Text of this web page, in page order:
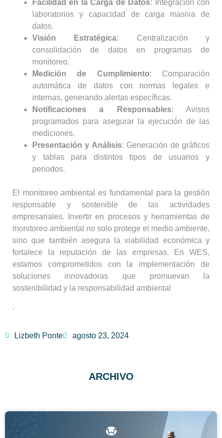
Facilidad en la Carga de Datos: Integración con
laboratorios y capacidad de carga masiva de
datos.
Visión Estratégica: Centralización y
consolidación de datos en programas de
monitoreo.
Medición de Cumplimiento: Comparación
automática de datos con normas legales e
internas, generando alertas específicas.
Notificaciones a Responsables: Avisos
programados para asegurar la ejecución de las
mediciones.
Presentación y Análisis: Generación de gráficos
y tablas para distintos tipos de usuarios y
periodos.
El monitoreo ambiental es fundamental para la gestión
responsable y sostenible de las actividades
empresariales. Invertir en procesos y herramientas de
monitoreo ambiental no solo protege el medio ambiente,
sino que también asegura la viabilidad económica y
fortalece la reputación de las empresas. En WES,
estamos comprometidos con la implementación de
soluciones innovadoras que promuevan la
sostenibilidad y la responsabilidad ambiental
.
Lizbeth Ponte agosto 23, 2024
ARCHIVO